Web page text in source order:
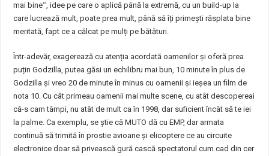
mai bine‟, idee pe care o aplică până la extremă, cu un build-up la
care lucrează mult, poate prea mult, până să îți primești răsplata bine
meritată, fapt ce a călcat pe mulți pe bătături.
Într-adevăr, exagerează cu atenția acordată oamenilor și oferă prea
puțin Godzilla, putea găsi un echilibru mai bun, 10 minute în plus de
Godzilla și vreo 20 de minute în minus cu oamenii și ieșea un film de
nota 10. Cu cât primeau oamenii mai multe scene, cu atât descopereai
că-s cam tâmpi, nu atât de mult ca în 1998, dar suficient încât să te iei
la palme. Ca exemplu, se știe că MUTO dă cu EMP, dar armata
continuă să trimită în prostie avioane și elicoptere ce au circuite
electronice doar să privească gură cască spectatorul cum cad din cer